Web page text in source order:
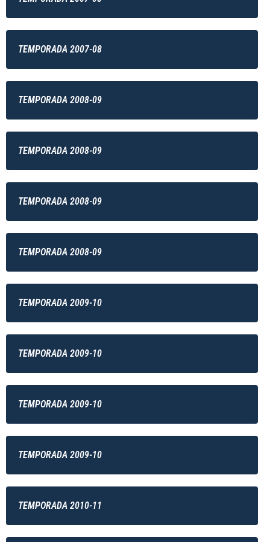
TEMPORADA 2007-08
TEMPORADA 2008-09
TEMPORADA 2008-09
TEMPORADA 2008-09
TEMPORADA 2008-09
TEMPORADA 2009-10
TEMPORADA 2009-10
TEMPORADA 2009-10
TEMPORADA 2009-10
TEMPORADA 2010-11